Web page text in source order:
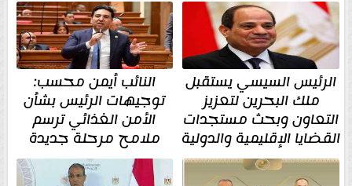
الرئيس السيسي يستقبل
ملك البحرين لتعزيز
التعاون وبحث مستجدات
القضايا الإقليمية والدولية
النائب أيمن محسب:
توجيهات الرئيس بشأن
الأمن الغذائي ترسم
ملامح مرحلة جديدة